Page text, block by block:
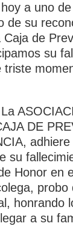
a uno
de su
de
su
triste
DE
su
Honor en
probo
honrando
a su